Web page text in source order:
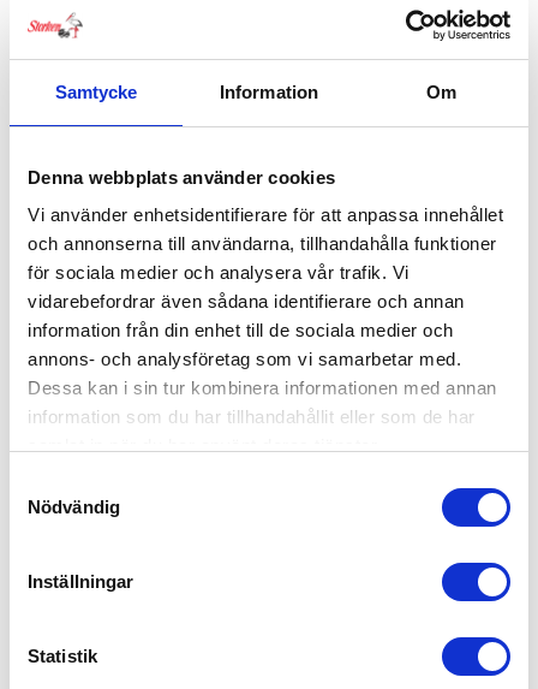
Samtycke Information Om
Denna webbplats använder cookies
Vi använder enhetsidentifierare för att anpassa innehållet
och annonserna till användarna, tillhandahålla funktioner
för sociala medier och analysera vår trafik. Vi
vidarebefordrar även sådana identifierare och annan
information från din enhet till de sociala medier och
annons- och analysföretag som vi samarbetar med.
Dessa kan i sin tur kombinera informationen med annan
information som du har tillhandahållit eller som de har
Nödvändig
Inställningar
Statistik
Rätt Start Matningsked 2pack Mumin Grå